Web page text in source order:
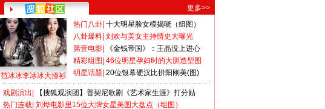
更多>>
范冰冰李冰冰大撞衫
热门八卦 十大明星脸女模揭晓（组图）
八卦爆料 刘欢与美女主持情史大曝光
第壹电影
《金钱帝国》：王晶没上进心
精彩组图 46位明星孕妇时的大胆造型图
明星话题 20位银幕硬汉比拼阳刚美(图)
戏剧演出
【搜狐观演团】普契尼歌剧《艺术家生涯》打分贴
热门连载 刘烨电影里15位大牌女星美图大盘点（组图）